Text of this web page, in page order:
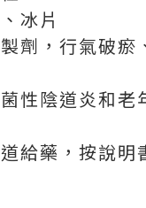
冰片
劑，行氣破瘀
菌性陰道炎和老
道給藥，按說明